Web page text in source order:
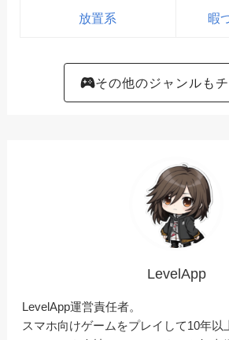
放置系 暇
その他のジャンルも
LevelApp
LevelApp運営責任者。
スマホ向けゲームをプレイして10年以